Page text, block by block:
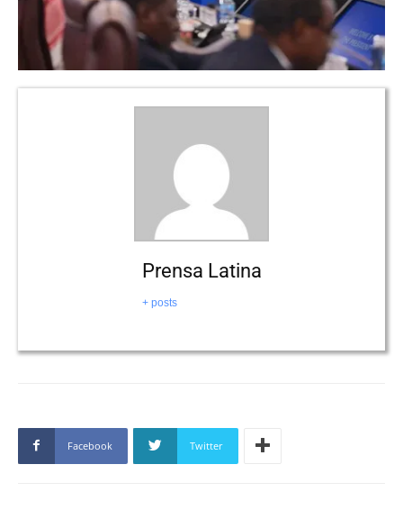
Prensa Latina
+ posts
Facebook Twitter